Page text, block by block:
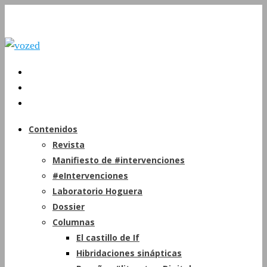
Contenidos
Revista
Manifiesto de #intervenciones
#eIntervenciones
Laboratorio Hoguera
Dossier
Columnas
El castillo de If
Hibridaciones sinápticas